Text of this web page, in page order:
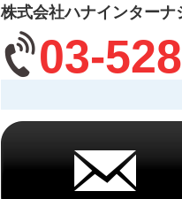
株式会社ハナインター
03-